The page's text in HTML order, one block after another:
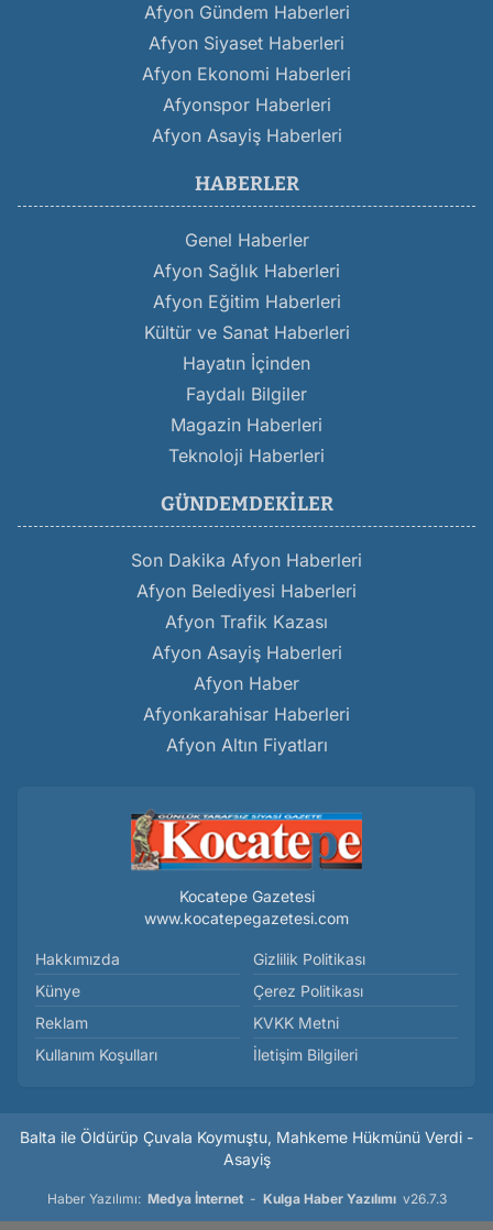
Afyon Gündem Haberleri
Afyon Siyaset Haberleri
Afyon Ekonomi Haberleri
Afyonspor Haberleri
Afyon Asayiş Haberleri
HABERLER
Genel Haberler
Afyon Sağlık Haberleri
Afyon Eğitim Haberleri
Kültür ve Sanat Haberleri
Hayatın İçinden
Faydalı Bilgiler
Magazin Haberleri
Teknoloji Haberleri
GÜNDEMDEKILER
Son Dakika Afyon Haberleri
Afyon Belediyesi Haberleri
Afyon Trafik Kazası
Afyon Asayiş Haberleri
Afyon Haber
Afyonkarahisar Haberleri
Afyon Altın Fiyatları
Kocatepe Gazetesi
www.kocatepegazetesi.com
Hakkımızda
Künye
Reklam
Kullanım Koşulları
Gizlilik Politikası
Çerez Politikası
KVKK Metni
İletişim Bilgileri
Balta ile Öldürüp Çuvala Koymuştu, Mahkeme Hükmünü Verdi -
Asayiş
Haber Yazılımı: Medya İnternet - Kulga Haber Yazılımı v26.7.3